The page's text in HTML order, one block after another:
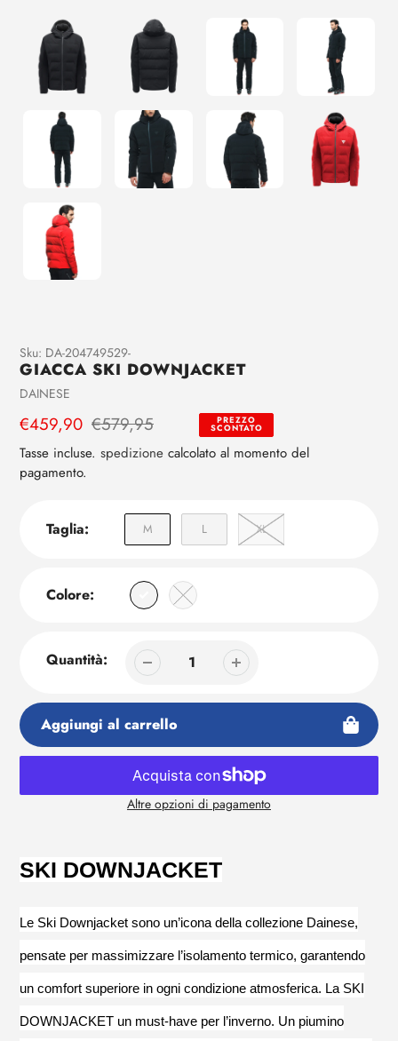
Aggiunta
di
prodotto
tuo
carrello
Sku: DA-204749529-
GIACCA SKI DOWNJACKET
Venditrice
DAINESE
Prezzo
di
vendita
€459,90
Prezzo
regolare
€579,95 PREZZO
SCONTATO
Tasse incluse. spedizione calcolato al momento del
pagamento.
Taglia: M L XL
Colore:
Quantità:
Aggiungi al carrello
Altre opzioni di pagamento
prodotto
al
carrello
SKI DOWNJACKET
Le Ski Downjacket sono un’icona della collezione Dainese,
pensate per massimizzare l’isolamento termico, garantendo
un comfort superiore in ogni condizione atmosferica. La SKI
DOWNJACKET un must-have per l’inverno. Un piumino